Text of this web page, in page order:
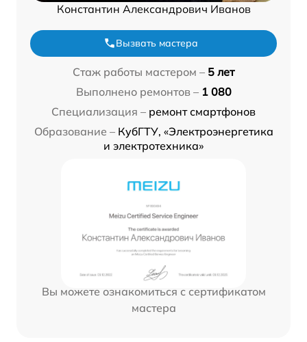
Константин Александрович Иванов
Вызвать мастера
Стаж работы мастером – 5 лет
Выполнено ремонтов – 1 080
Специализация – ремонт смартфонов
Образование – КубГТУ, «Электроэнергетика
и электротехника»
Вы можете ознакомиться с сертификатом
мастера